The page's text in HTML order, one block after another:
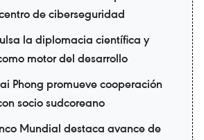
de ciberseguridad
la diplomacia científica y
motor del desarrollo
Phong promueve cooperación
socio sudcoreano
Mundial destaca avance de